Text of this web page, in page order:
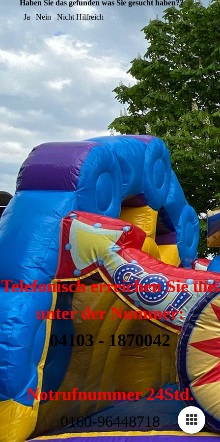
Haben Sie das gefunden was Sie gesucht haben??
Ja
Nein Nicht Hilfreich
Telefonisch erreichen Sie uns
unter der Nummer:
04103 - 1870042
Notrufnummer 24Std.
0160-96448718